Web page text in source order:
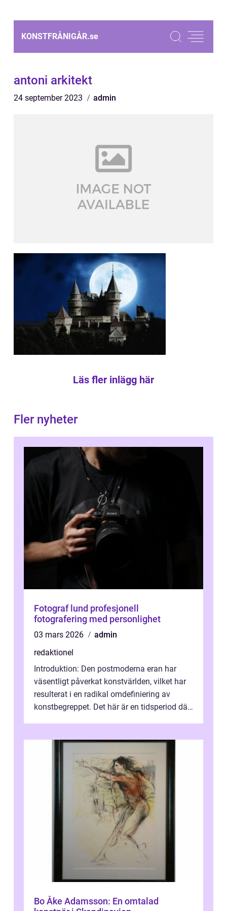
KONSTFRÅNIGÅR.se
antoni arkitekt
24 september 2023 admin
Läs fler inlägg här
Fler nyheter
Fotograf lund profesjonell
fotografering med personlighet
03 mars 2026
admin
redaktionel
Introduktion: Den postmoderna eran har
väsentligt påverkat konstvärlden, vilket har
resulterat i en radikal omdefiniering av
konstbegreppet. Det här är en tidsperiod där
Bo Åke Adamsson: En omtalad